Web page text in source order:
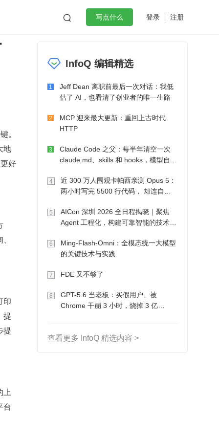
 写点什么 登录 注册
作
微服务架构 flutter
。
地
好
印
提
提
上
台
InfoQ 编辑精选
1
Jeff Dean 离职前最后一次对话：我低
估了 AI，也看清了创业者的唯一生路
2
MCP 迎来最大更新：重回上古时代
HTTP
3
Claude Code 之父：每半年清空一次
claude.md、skills 和 hooks，模型自己
4
近 300 万人围观卡帕西亲测 Opus 5：
两小时写完 5500 行代码， 却连自己
5
AICon 深圳 2026 全日程揭晓｜聚焦
Agent 工程化，构建可靠智能的技术路
6
Ming-Flash-Omni：全模态统一大模型
的关键技术与实践
7 FDE 又不够了
8
GPT-5.6 当老板：买假用户、被
Chrome 干崩 3 小时，烧掉 3 亿
查看更多 InfoQ 精选内容 >